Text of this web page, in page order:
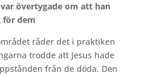
övertygade om att han
för dem
råder det i praktiken
trodde att Jesus hade
från de döda. Den